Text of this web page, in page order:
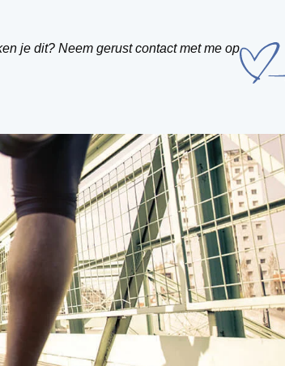
je dit? Neem gerust contact met me op